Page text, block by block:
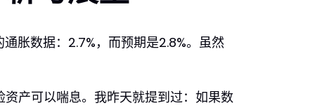
胀数据：2.7%，而预期是2.8%。虽然
产可以喘息。我昨天就提到过：如果数